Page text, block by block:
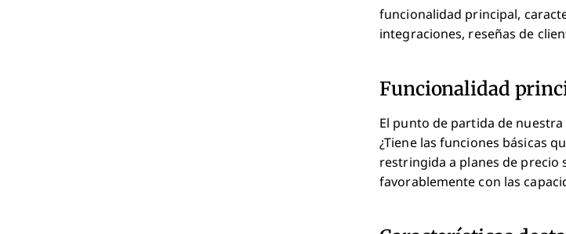
funcionalidad principal,
integraciones, reseñas de
Funcionalidad
El punto de partida de
¿Tiene las funciones básicas
restringida a planes de precio
favorablemente con las